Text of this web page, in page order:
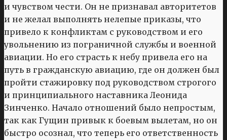
и чувством чести. Он не признавал авторитетов
и не желал выполнять нелепые приказы, что
привело к конфликтам с руководством и его
увольнению из пограничной службы и военной
авиации. Но его страсть к небу привела его на
путь в гражданскую авиацию, где он должен был
пройти стажировку под руководством строгого
и принципиального наставника Леонида
Зинченко. Начало отношений было непростым,
так как Гущин привык к боевым вылетам, но он
быстро осознал, что теперь его ответственность